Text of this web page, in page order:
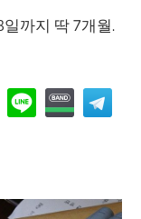
까지 딱 7개월.